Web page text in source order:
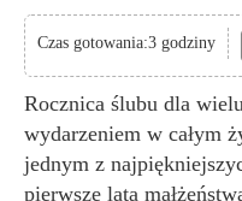
Czas gotowania:3 godziny
Rocznica ślubu dla
wydarzeniem w całym
jednym z
pierwsze lata